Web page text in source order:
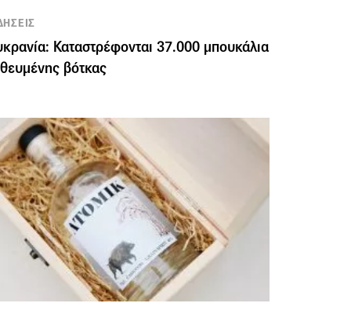
Καταστρέφονται 37.000 μπουκάλια
βότκας